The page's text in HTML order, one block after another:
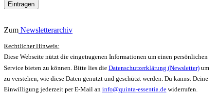
Zum Newsletterarchiv
Rechtlicher Hinweis:
Diese Webseite nützt die eingetragenen Informationen um einen persönlichen
Service bieten zu können. Bitte lies die Datenschutzerklärung (Newsletter) um
zu verstehen, wie diese Daten genutzt und geschützt werden. Du kannst Deine
Einwilligung jederzeit per E-Mail an info@quinta-essentia.de widerrufen.